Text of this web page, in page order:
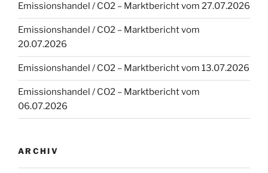
Emissionshandel / CO2 – Marktbericht vom 27.07.2026
Emissionshandel / CO2 – Marktbericht vom
20.07.2026
Emissionshandel / CO2 – Marktbericht vom 13.07.2026
Emissionshandel / CO2 – Marktbericht vom
06.07.2026
ARCHIV